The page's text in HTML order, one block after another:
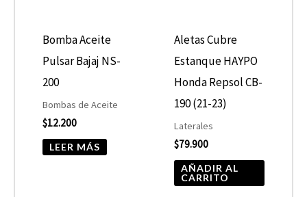
Bomba Aceite
Pulsar Bajaj NS-
200
Bombas de Aceite
$12.200
LEER MÁS
Aletas Cubre
Estanque HAYPO
Honda Repsol CB-
190 (21-23)
Laterales
$79.900
AÑADIR AL
CARRITO